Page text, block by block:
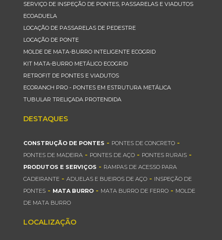
SERVIÇO DE INSPEÇÃO DE PONTES, PASSARELAS E VIADUTOS
ECOADUELA
LOCAÇÃO DE PASSARELAS DE PEDESTRE
LOCAÇÃO DE PONTE
MOLDE DE MATA-BURRO INTELIGENTE ECOGRID
KIT MATA-BURRO METÁLICO ECOGRID
RETROFIT DE PONTES E VIADUTOS
ECORANCH PRO - PONTES EM ESTRUTURA METÁLICA
TUBULAR TRELIÇADA PROTENDIDA
DESTAQUES
CONSTRUÇÃO DE PONTES - PONTES DE CONCRETO -
PONTES DE MADEIRA - PONTES DE AÇO - PONTES RURAIS -
PRODUTOS E SERVIÇOS - RAMPAS DE ACESSO PARA
CADEIRANTE -ADUELAS E BUEIROS DE AÇO - INSPEÇÃO DE
PONTES - MATA BURRO - MATA BURRO DE FERRO - MOLDE
DE MATA BURRO
LOCALIZAÇÃO